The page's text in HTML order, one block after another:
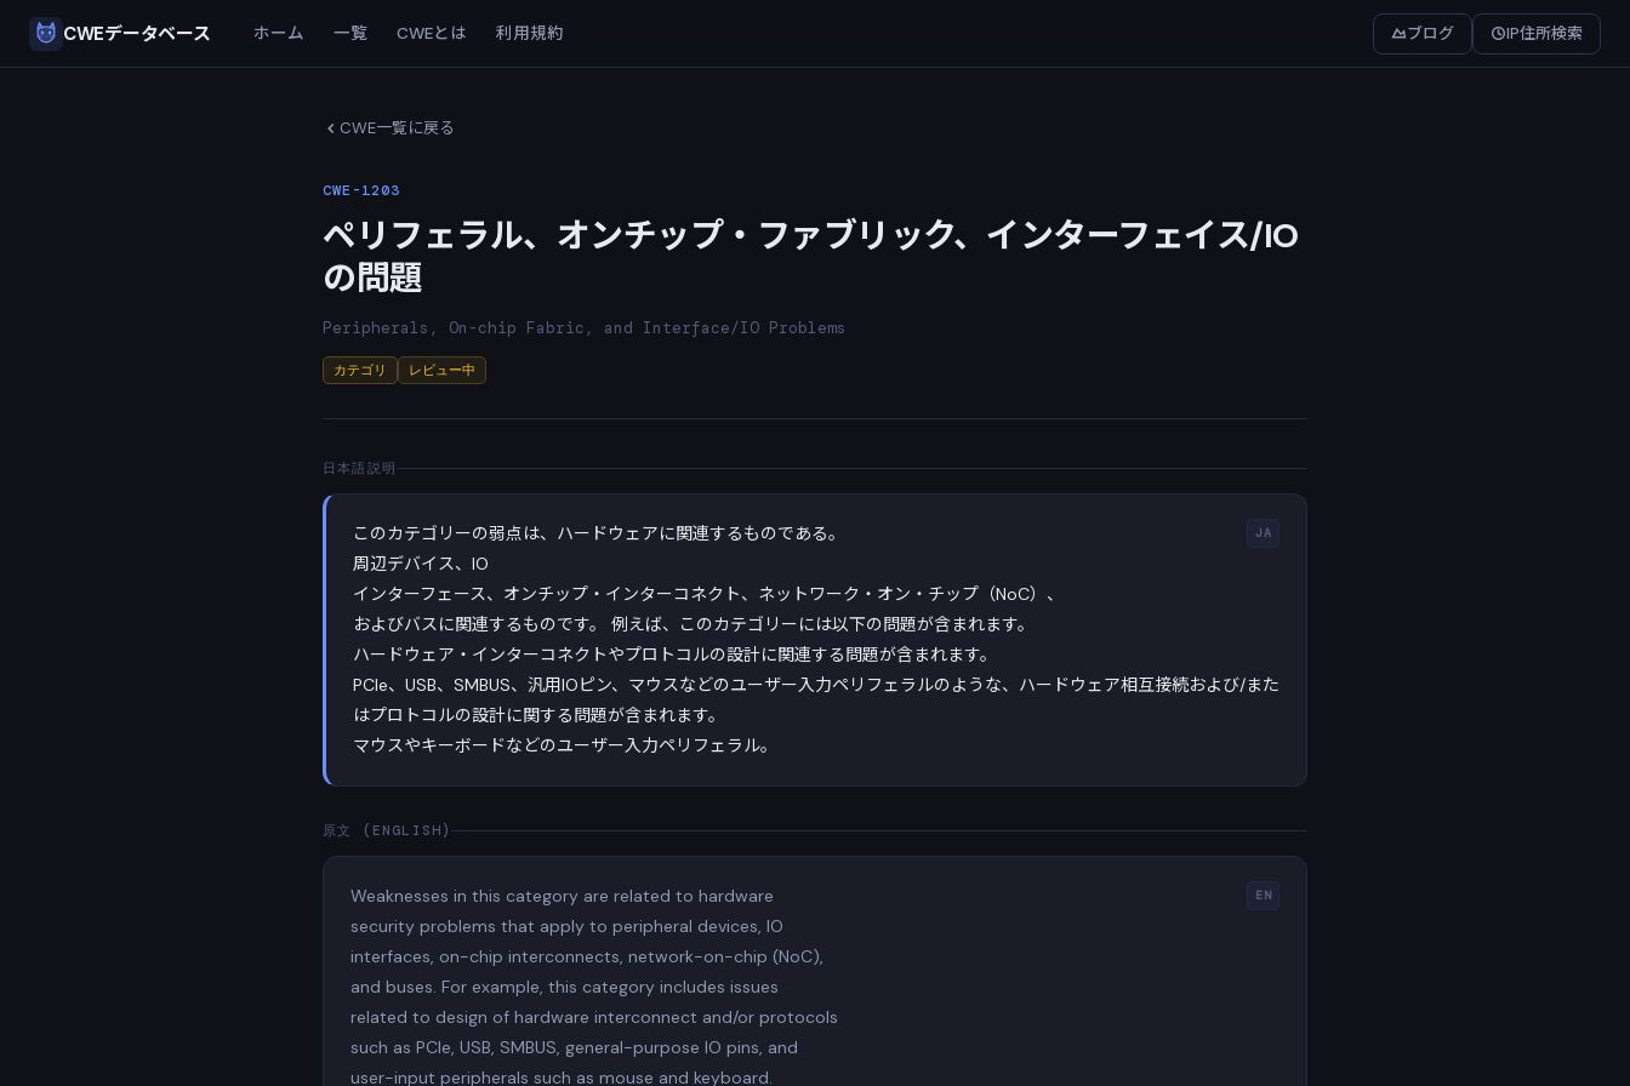
CWEデータベース ホーム 一覧 CWEとは 利用規約 ブログ IP住所検索
CWE一覧に戻る
CWE-1203
ペリフェラル、オンチップ・ファブリック、インターフェイス/IO
の問題
Peripherals, On-chip Fabric, and Interface/IO Problems
カテゴリ レビュー中
日本語説明
JA
このカテゴリーの弱点は、ハードウェアに関連するものである。
周辺デバイス、IO
インターフェース、オンチップ・インターコネクト、ネットワーク・オン・チップ（NoC）、
およびバスに関連するものです。 例えば、このカテゴリーには以下の問題が含まれます。
ハードウェア・インターコネクトやプロトコルの設計に関連する問題が含まれます。
PCIe、USB、SMBUS、汎用IOピン、マウスなどのユーザー入力ペリフェラルのような、ハードウェア相互接続および/また
はプロトコルの設計に関する問題が含まれます。
マウスやキーボードなどのユーザー入力ペリフェラル。
原文 (ENGLISH)
EN
Weaknesses in this category are related to hardware
security problems that apply to peripheral devices, IO
interfaces, on-chip interconnects, network-on-chip (NoC),
and buses. For example, this category includes issues
related to design of hardware interconnect and/or protocols
such as PCIe, USB, SMBUS, general-purpose IO pins, and
user-input peripherals such as mouse and keyboard.